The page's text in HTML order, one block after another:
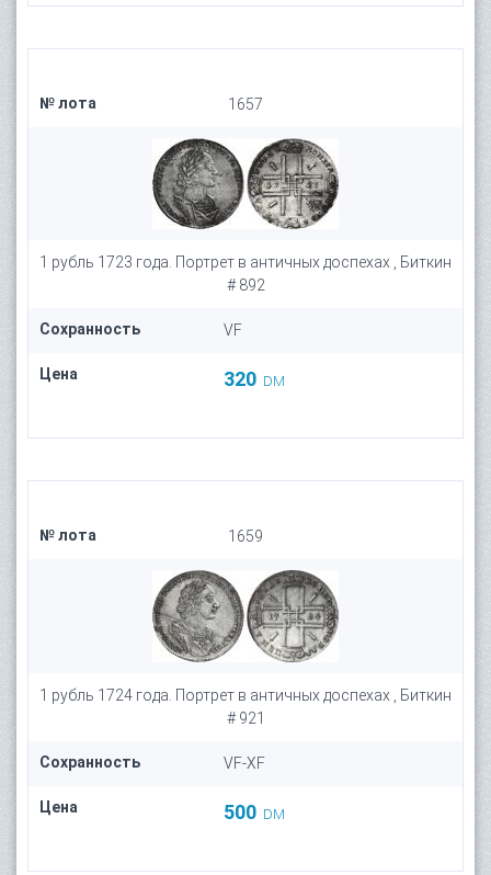
№ лота 1657
1 рубль 1723 года. Портрет в античных доспехах , Биткин
# 892
Сохранность VF
Цена 320 DM
№ лота 1659
1 рубль 1724 года. Портрет в античных доспехах , Биткин
# 921
Сохранность VF-XF
Цена 500 DM